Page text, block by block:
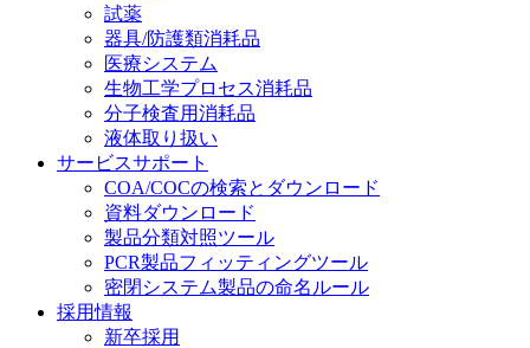
試薬
器具/防護類消耗品
医療システム
生物工学プロセス消耗品
分子検査用消耗品
液体取り扱い
サービスサポート
COA/COCの検索とダウンロード
資料ダウンロード
製品分類対照ツール
PCR製品フィッティングツール
密閉システム製品の命名ルール
採用情報
新卒採用